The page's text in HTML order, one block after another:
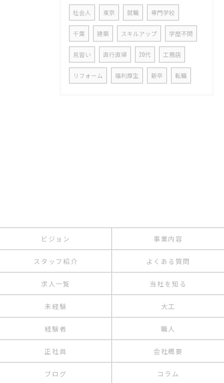
社会人 東京 就職 専門学校
千葉 建築 スキルアップ 学歴不問
見習い 直行直帰 20代 工務店
リフォーム 福利厚生 新卒 転職
ビジョン 事業内容
スタッフ紹介 よくある質問
求人一覧 当社を知る
未経験 大工
経験者 職人
正社員 会社概要
ブログ コラム